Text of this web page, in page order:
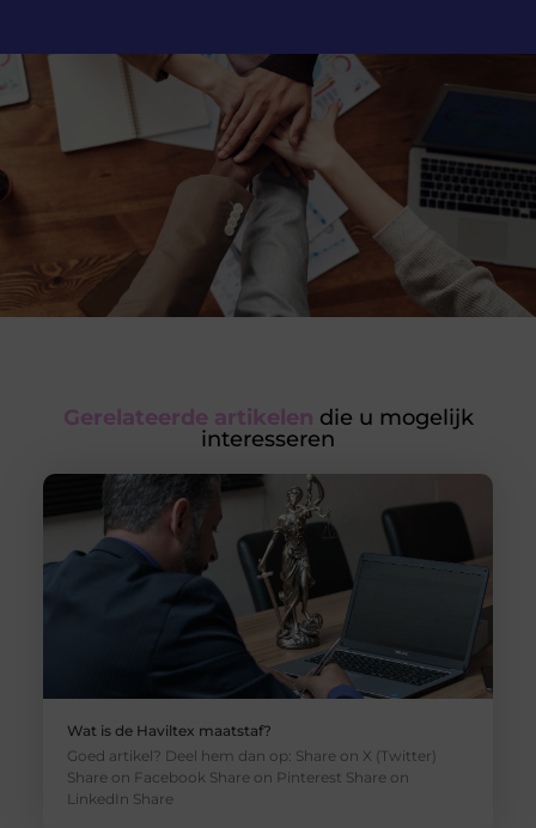
Gerelateerde artikelen die u mogelijk
interesseren
Wat is de Haviltex maatstaf?
Goed artikel? Deel hem dan op: Share on X (Twitter)
Share on Facebook Share on Pinterest Share on
LinkedIn Share